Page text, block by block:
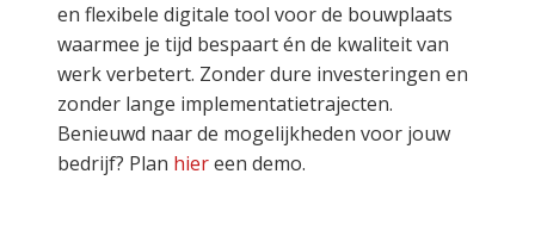
en flexibele digitale tool voor de bouwplaats
waarmee je tijd bespaart én de kwaliteit van
werk verbetert. Zonder dure investeringen en
zonder lange implementatietrajecten.
Benieuwd naar de mogelijkheden voor jouw
bedrijf? Plan hiereen demo.